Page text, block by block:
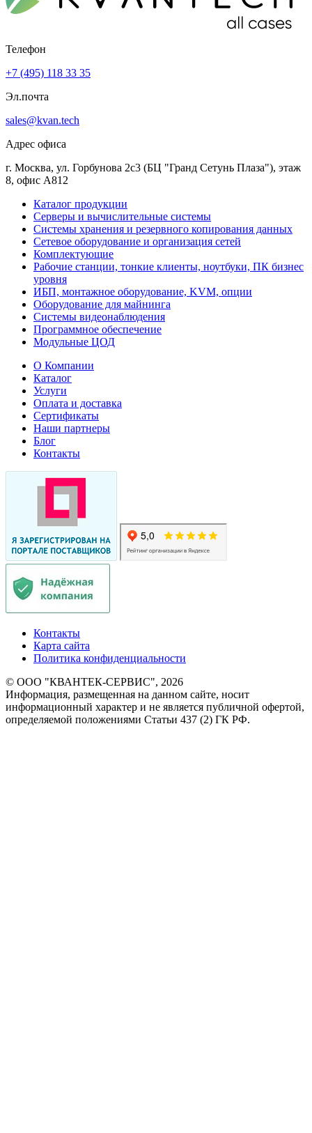
Телефон
+7 (495) 118 33 35
Эл.почта
sales@kvan.tech
Адрес офиса
г. Москва, ул. Горбунова 2с3 (БЦ "Гранд Сетунь Плаза"), этаж
8, офис А812
Каталог продукции
Серверы и вычислительные системы
Системы хранения и резервного копирования данных
Сетевое оборудование и организация сетей
Комплектующие
Рабочие станции, тонкие клиенты, ноутбуки, ПК бизнес
уровня
ИБП, монтажное оборудование, KVM, опции
Оборудование для майнинга
Системы видеонаблюдения
Программное обеспечение
Модульные ЦОД
О Компании
Каталог
Услуги
Оплата и доставка
Сертификаты
Наши партнеры
Блог
Контакты
Контакты
Карта сайта
Политика конфиденциальности
© ООО "КВАНТЕК-СЕРВИС", 2026
Информация, размещенная на данном сайте, носит
информационный характер и не является публичной офертой,
определяемой положениями Статьи 437 (2) ГК РФ.